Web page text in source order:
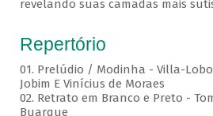
revelando suas camadas mais
Repertório
01. Prelúdio / Modinha - Villa-
Jobim E Vinícius de Moraes
02. Retrato em Branco e Preto -
Buarque